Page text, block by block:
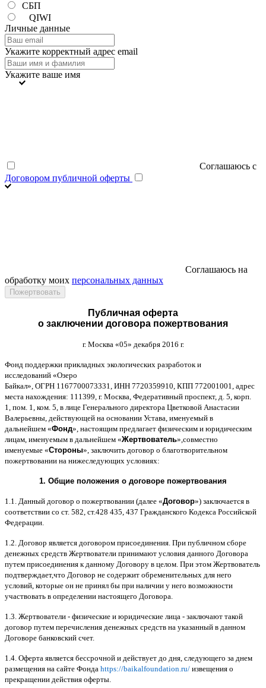
СБП
QIWI
Личные данные
Укажите корректный адрес email
Укажите ваше имя
Соглашаюсь с
Договором публичной оферты
Соглашаюсь на
обработку моих персональных данных
Публичная оферта
о заключении договора пожертвования
г. Москва «05» декабря 2016 г.
Фонд поддержки прикладных экологических разработок и
исследований «Озеро
Байкал», ОГРН 1167700073331, ИНН 7720359910, КПП 772001001, адрес
места нахождения: 111399, г. Москва, Федеративный проспект, д. 5, корп.
1, пом. 1, ком. 5, в лице Генерального директора Цветковой Анастасии
Валерьевны, действующей на основании Устава, именуемый в
дальнейшем «Фонд», настоящим предлагает физическим и юридическим
лицам, именуемым в дальнейшем «Жертвователь»,совместно
именуемые «Стороны», заключить договор o благотворительном
пожертвовании на нижеследующих условиях:
1. Общие положения o договоре пожертвования
1.1. Данный договор о пожертвовании (далее «Договор») заключается в
соответствии со ст. 582, ст.428 435, 437 Гражданского Кодекса Российской
Федерации.
1.2. Договор является договором присоединения. При публичном сборе
денежных средств Жертвователи принимают условия данного Договора
путем присоединения к данному Договору в целом. При этом Жертвователь
подтверждает,что Договор не содержит обременительных для него
условий, которые он не принял бы при наличии у него возможности
участвовать в определении настоящего Договора.
1.3. Жертвователи - физические и юридические лица - заключают такой
договор путем перечисления денежных средств на указанный в данном
Договоре банковский счет.
1.4. Оферта является бессрочной и действует до дня, следующего за днем
размещения на сайте Фонда https://baikalfoundation.ru/ извещения о
прекращении действия оферты.